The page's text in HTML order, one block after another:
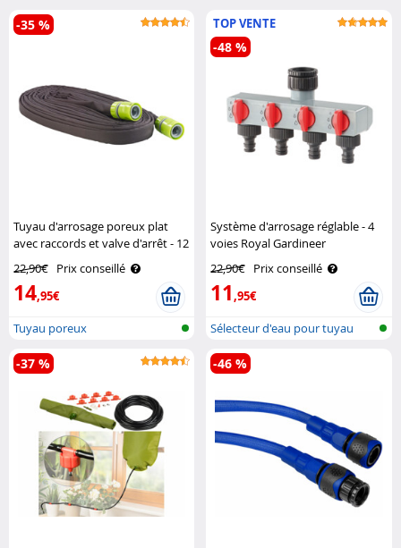
Tuyau d'arrosage poreux plat
avec raccords et valve d'arrêt - 12
22,90€ Prix conseillé
14,95€
-35 %
Tuyau poreux
TOP VENTE
Système d'arrosage réglable - 4
voies Royal Gardineer
22,90€ Prix conseillé
11,95€
-48 %
Sélecteur d'eau pour tuyau
d'arrosa..
-37 % -46 %